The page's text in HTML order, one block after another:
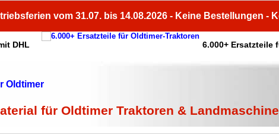
vom 31.07. bis 14.08.2026 - Keine Bestellungen -
DHL 6.000+ Ersatzteile
für Oldtimer Traktoren &